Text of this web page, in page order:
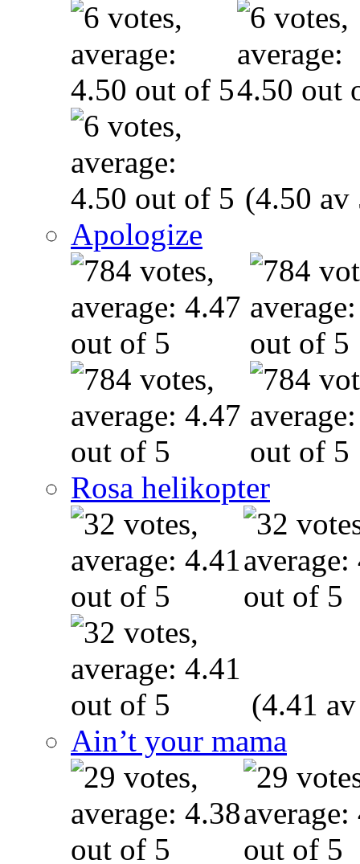
(4.50 av
Apologize
Rosa helikopter
(4.41
Ain’t your mama